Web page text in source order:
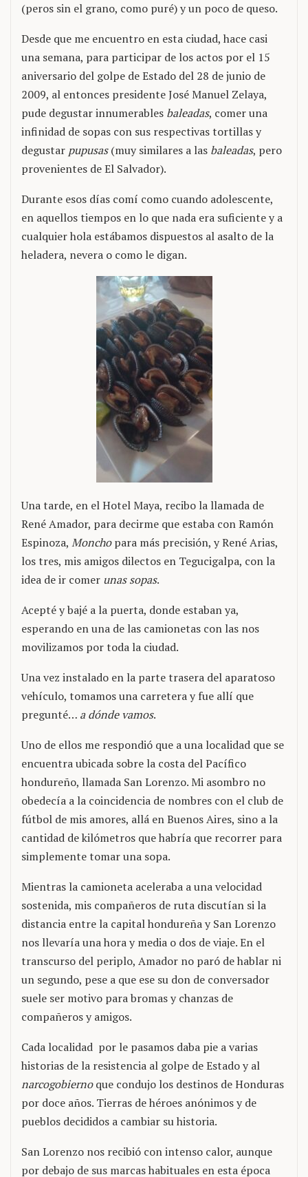
(peros sin el grano, como puré) y un poco de queso.
Desde que me encuentro en esta ciudad, hace casi
una semana, para participar de los actos por el 15
aniversario del golpe de Estado del 28 de junio de
2009, al entonces presidente José Manuel Zelaya,
pude degustar innumerables baleadas, comer una
infinidad de sopas con sus respectivas tortillas y
degustar pupusas(muy similares a las baleadas, pero
provenientes de El Salvador).
Durante esos días comí como cuando adolescente,
en aquellos tiempos en lo que nada era suficiente y a
cualquier hola estábamos dispuestos al asalto de la
heladera, nevera o como le digan.
Una tarde, en el Hotel Maya, recibo la llamada de
René Amador, para decirme que estaba con Ramón
Espinoza, Monchopara más precisión, y René Arias,
los tres, mis amigos dilectos en Tegucigalpa, con la
idea de ir comer unas sopas.
Acepté y bajé a la puerta, donde estaban ya,
esperando en una de las camionetas con las nos
movilizamos por toda la ciudad.
Una vez instalado en la parte trasera del aparatoso
vehículo, tomamos una carretera y fue allí que
pregunté… a dónde vamos.
Uno de ellos me respondió que a una localidad que se
encuentra ubicada sobre la costa del Pacífico
hondureño, llamada San Lorenzo. Mi asombro no
obedecía a la coincidencia de nombres con el club de
fútbol de mis amores, allá en Buenos Aires, sino a la
cantidad de kilómetros que habría que recorrer para
simplemente tomar una sopa.
Mientras la camioneta aceleraba a una velocidad
sostenida, mis compañeros de ruta discutían si la
distancia entre la capital hondureña y San Lorenzo
nos llevaría una hora y media o dos de viaje. En el
transcurso del periplo, Amador no paró de hablar ni
un segundo, pese a que ese su don de conversador
suele ser motivo para bromas y chanzas de
compañeros y amigos.
Cada localidad por le pasamos daba pie a varias
historias de la resistencia al golpe de Estado y al
narcogobiernoque condujo los destinos de Honduras
por doce años. Tierras de héroes anónimos y de
pueblos decididos a cambiar su historia.
San Lorenzo nos recibió con intenso calor, aunque
por debajo de sus marcas habituales en esta época